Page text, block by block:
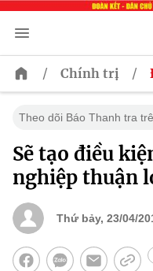
/ Chính trị /
Theo dõi Báo Thanh tra
Sẽ tạo điều
nghiệp thuận
Thứ bảy, 23/04/